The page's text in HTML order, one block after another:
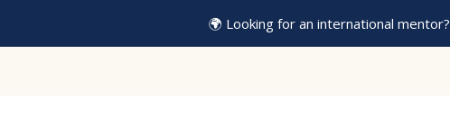
🌍 Looking for an international mentor?